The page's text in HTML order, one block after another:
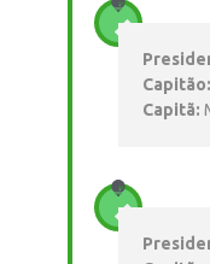
Capitão:
Capitã: